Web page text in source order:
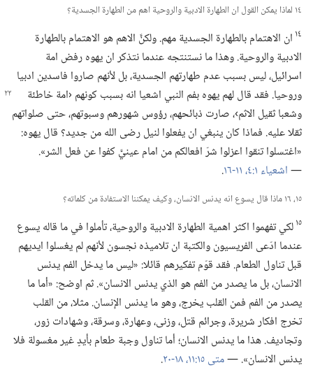
١٤ لماذا يمكن القول ان الطهارة الادبية والروحية اهم من الطهارة الجسدية؟‏
١٤ ان الاهتمام بالطهارة الجسدية مهم.‏ ولكنَّ الاهم هو الاهتمام بالطهارة
الادبية والروحية.‏ وهذا ما نستنتجه عندما نتذكر ان يهوه رفض امة
اسرائيل،‏ ليس بسبب عدم طهارتهم الجسدية،‏ بل لأنهم صاروا فاسدين ادبيا
وروحيا.‏ فقد قال لهم يهوه بفم النبي اشعيا انه بسبب كونهم ‹امة خاطئة
وشعبا ثقيل الاثم›،‏ صارت ذبائحهم،‏ رؤوس شهورهم وسبوتهم،‏ حتى صلواتهم
ثقلا عليه.‏ فماذا كان ينبغي ان يفعلوا لنيل رضى الله من جديد؟‏ قال يهوه:‏
«اغتسلوا تنقوا اعزلوا شرّ افعالكم من امام عينيَّ كفوا عن فعل الشر».‏
—‏اشعياء ١:‏٤،‏ ‏.‏
١٥،‏ ١٦ ماذا قال يسوع انه يدنس الانسان،‏ وكيف يمكننا الاستفادة من كلماته؟‏
١٥لكي تفهموا اكثر اهمية الطهارة الادبية والروحية،‏ تأملوا في ما قاله يسوع
عندما ادّعى الفريسيون والكتبة ان تلاميذه نجسون لأنهم لم يغسلوا ايديهم
قبل تناول الطعام.‏ فقد قوّم تفكيرهم قائلا:‏ «ليس ما يدخل الفم يدنس
الانسان،‏ بل ما يصدر من الفم هو الذي يدنس الانسان».‏ ثم اوضح:‏ «أما ما
يصدر من الفم فمن القلب يخرج،‏ وهو ما يدنس الإنسان.‏ مثلا،‏ من القلب
تخرج افكار شريرة،‏ وجرائم قتل،‏ وزنى،‏ وعهارة،‏ وسرقة،‏ وشهادات زور،‏
وتجاديف.‏ هذا ما يدنس الانسان؛‏ أما تناول وجبة طعام بأيدٍ غير مغسولة فلا
يدنس الانسان».‏ —‏متى ١٥:‏١١،‏ ‏.‏